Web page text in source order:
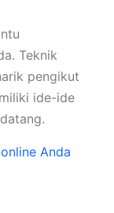
Teknik
pengikut
ide-ide
Anda